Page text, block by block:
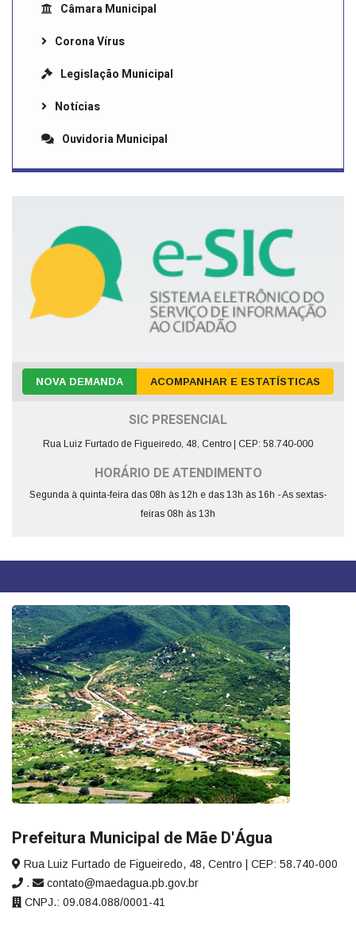
Câmara Municipal
Corona Vírus
Legislação Municipal
Notícias
Ouvidoria Municipal
NOVA DEMANDA ACOMPANHAR E ESTATÍSTICAS
SIC PRESENCIAL
Rua Luiz Furtado de Figueiredo, 48, Centro | CEP: 58.740-000
HORÁRIO DE ATENDIMENTO
Segunda à quinta-feira das 08h às 12h e das 13h às 16h - As sextas-
feiras 08h às 13h
Prefeitura Municipal de Mãe D'Água
Rua Luiz Furtado de Figueiredo, 48, Centro | CEP: 58.740-000
.
contato@maedagua.pb.gov.br
CNPJ.: 09.084.088/0001-41